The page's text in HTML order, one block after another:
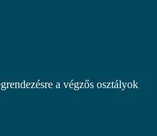
a végzős osztályok